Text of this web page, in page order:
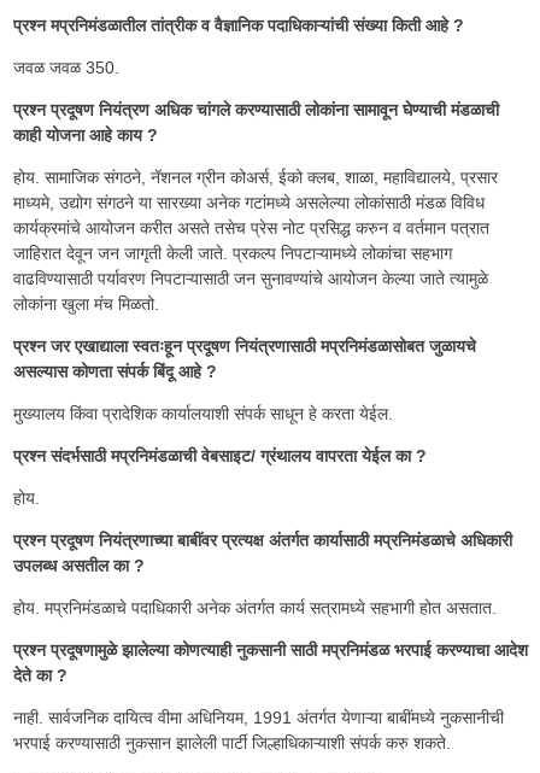
प्रश्न मप्रनिमंडळातील तांत्रीक व वैज्ञानिक पदाधिकाऱ्यांची संख्या किती आहे ?
जवळ जवळ 350.
प्रश्न प्रदूषण नियंत्रण अधिक चांगले करण्यासाठी लोकांना सामावून घेण्याची मंडळाची
काही योजना आहे काय ?
होय. सामाजिक संगठने, नॅशनल ग्रीन कोअर्स, ईको क्लब, शाळा, महाविद्यालये, प्रसार
माध्यमे, उद्योग संगठने या सारख्या अनेक गटांमध्ये असलेल्या लोकांसाठी मंडळ विविध
कार्यक्रमांचे आयोजन करीत असते तसेच प्रेस नोट प्रसिद्ध करुन व वर्तमान पत्रात
जाहिरात देवून जन जागृती केली जाते. प्रकल्प निपटाऱ्यामध्ये लोकांचा सहभाग
वाढविण्यासाठी पर्यावरण निपटाऱ्यासाठी जन सुनावण्यांचे आयोजन केल्या जाते त्यामुळे
लोकांना खुला मंच मिळतो.
प्रश्न जर एखाद्याला स्वतःहून प्रदूषण नियंत्रणासाठी मप्रनिमंडळासोबत जुळायचे
असल्यास कोणता संपर्क बिंदू आहे ?
मुख्यालय किंवा प्रादेशिक कार्यालयाशी संपर्क साधून हे करता येईल.
प्रश्न संदर्भसाठी मप्रनिमंडळाची वेबसाइट/ ग्रंथालय वापरता येईल का ?
होय.
प्रश्न प्रदूषण नियंत्रणाच्या बाबींवर प्रत्यक्ष अंतर्गत कार्यासाठी मप्रनिमंडळाचे अधिकारी
उपलब्ध असतील का ?
होय. मप्रनिमंडळाचे पदाधिकारी अनेक अंतर्गत कार्य सत्रामध्ये सहभागी होत असतात.
प्रश्न प्रदूषणामुळे झालेल्या कोणत्याही नुकसानी साठी मप्रनिमंडळ भरपाई करण्याचा आदेश
देते का ?
नाही. सार्वजनिक दायित्व वीमा अधिनियम, 1991 अंतर्गत येणाऱ्या बाबींमध्ये नुकसानीची
भरपाई करण्यासाठी नुकसान झालेली पार्टी जिल्हाधिकाऱ्याशी संपर्क करु शकते.